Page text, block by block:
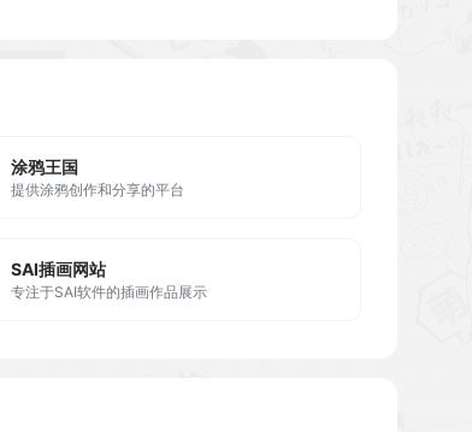
涂鸦王国
提供涂鸦创作和分享的平台
SAI插画网站
专注于SAI软件的插画作品展示